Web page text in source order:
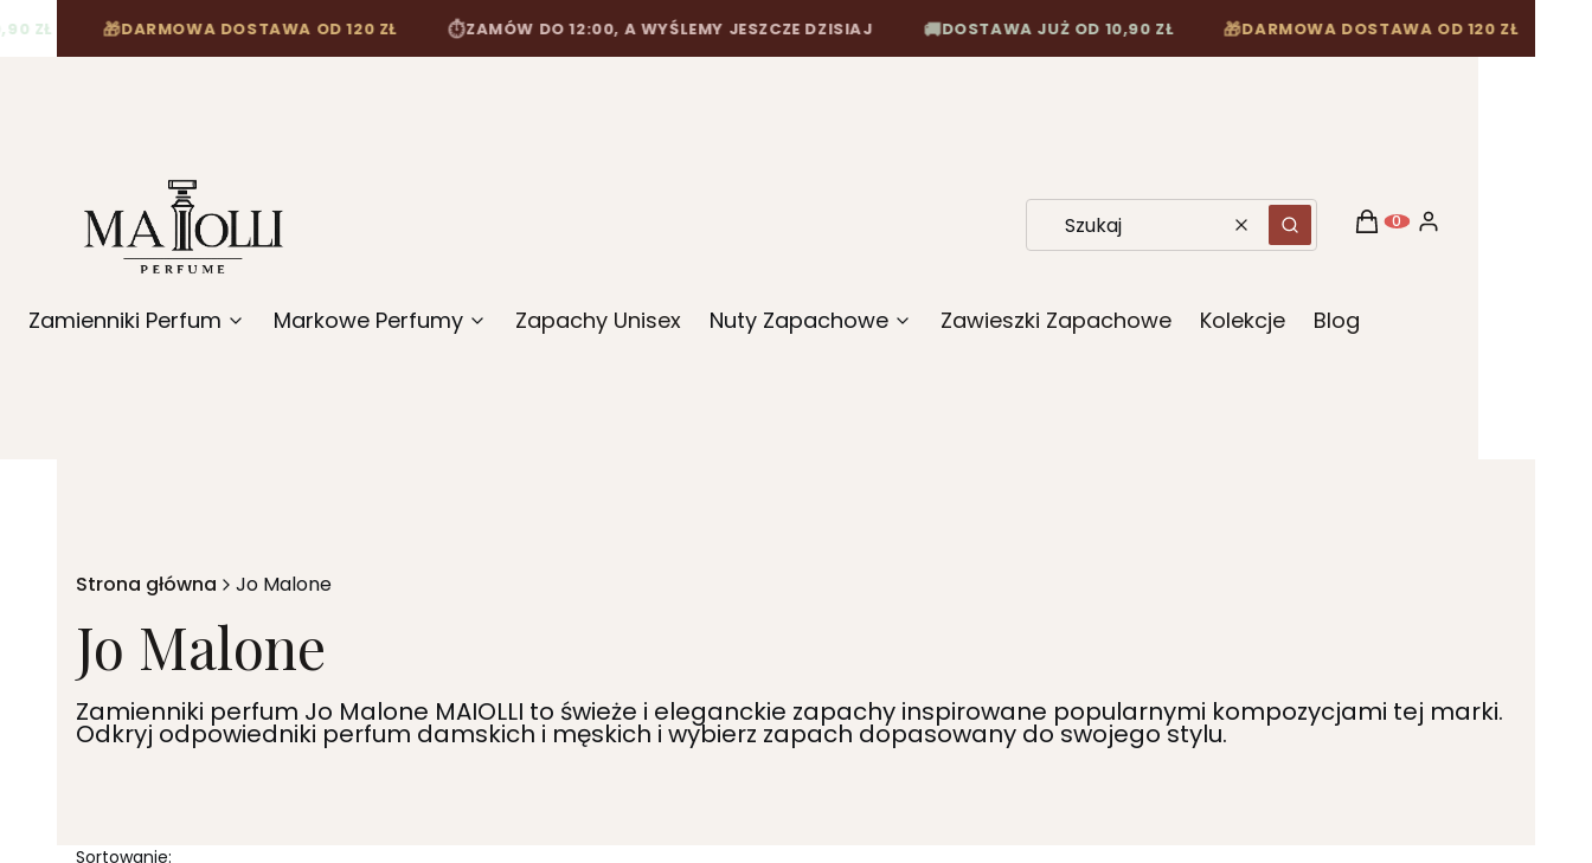
DARMOWA DOSTAWA OD 120 ZŁ ZAMÓW DO 12:00, A WYŚLEMY JESZCZE DZISIAJ DOSTAWA JUŻ OD 10,90 ZŁ DARMOWA DOSTAWA OD 120 ZŁ
WyczyśćSzukaj Produkty w koszyku: 0.
Koszyk Zaloguj się
Zamienniki Perfum Markowe Perfumy Zapachy Unisex Nuty Zapachowe Zawieszki Zapachowe Kolekcje Blog
Strona główna Jo Malone
Jo Malone
Zamienniki perfum Jo Malone MAIOLLI to świeże i eleganckie zapachy inspirowane popularnymi kompozycjami tej marki.
Odkryj odpowiedniki perfum damskich i męskich i wybierz zapach dopasowany do swojego stylu.
Sortowanie: